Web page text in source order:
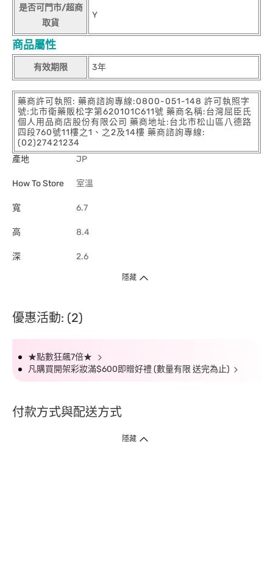
是否可門市/超商
取貨
Y
商品屬性
有效期限 3年
藥商許可執照: 藥商諮詢專線:0800-051-148 許可執照字
號:北市衛藥販松字第620101C611號 藥商名稱:台灣屈臣氏
個人用品商店股份有限公司 藥商地址:台北市松山區八德路
四段760號11樓之1、之2及14樓 藥商諮詢專線:
(02)27421234
產地
JP
How To Store 室溫
寬 6.7
高 8.4
深 2.6
隱藏
優惠活動: (2)
★點數狂飆7倍★
凡購買開架彩妝滿$600即贈好禮 (數量有限 送完為止)
付款方式與配送方式
隱藏